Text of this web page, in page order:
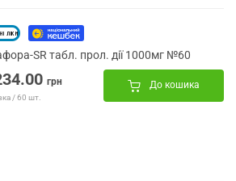
SR табл. прол. дії 1000мг №60
грн
/ 60 шт.
До кошика